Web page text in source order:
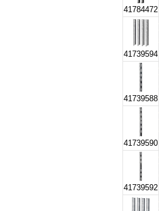
41784472
41739594
41739588
41739590
41739592